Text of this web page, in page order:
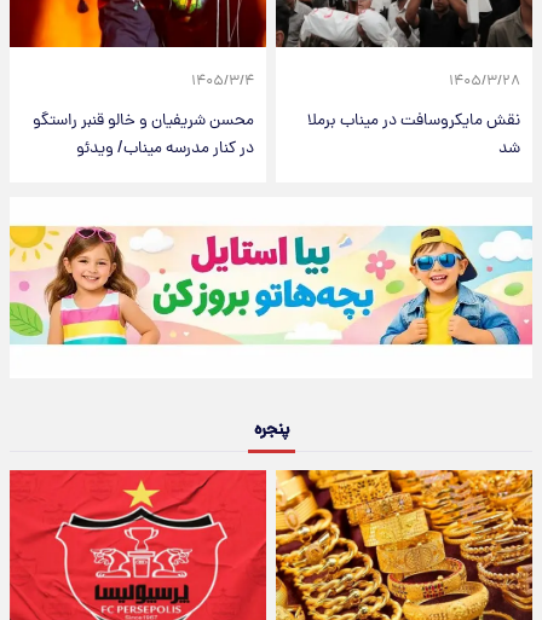
۱۴۰۵/۳/۲۸
نقش مایکروسافت در میناب برملا
شد
۱۴۰۵/۳/۴
محسن شریفیان و خالو قنبر راستگو
در کنار مدرسه میناب/ ویدئو
پنجره